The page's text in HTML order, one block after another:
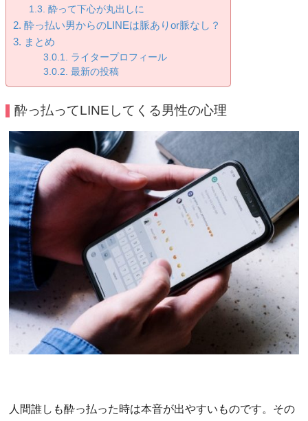
酔って下心が丸出しに
酔っ払い男からのLINEは脈ありor脈なし？
まとめ
ライタープロフィール
最新の投稿
酔っ払ってLINEしてくる男性の心理
人間誰しも酔っ払った時は本音が出やすいものです。その